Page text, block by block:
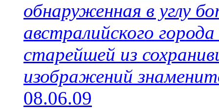
обнаруженная в углу
австралийского
старейшей из
изображений
08.06.09